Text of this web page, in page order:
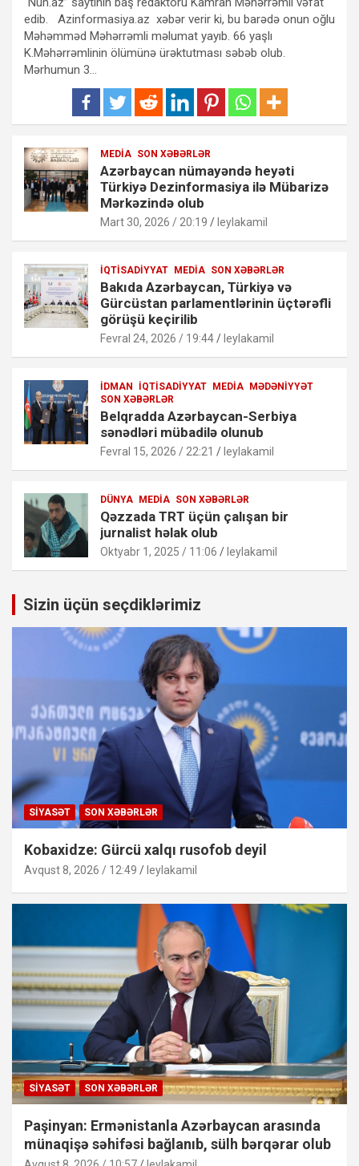
edib. Azinformasiya.az xəbər verir ki, bu barədə onun oğlu
Məhəmməd Məhərrəmli məlumat yayıb. 66 yaşlı
K.Məhərrəmlinin ölümünə ürəktutması səbəb olub.
Mərhumun 3…
MEDIA SON XƏBƏRLƏR
Azərbaycan nümayəndə heyəti
Türkiyə Dezinformasiya ilə Mübarizə
Mərkəzində olub
Mart 30, 2026 / 20:19 leylakamil
İQTISADIYYAT MEDIA SON XƏBƏRLƏR
Bakıda Azərbaycan, Türkiyə və
Gürcüstan parlamentlərinin üçtərəfli
görüşü keçirilib
Fevral 24, 2026 / 19:44 leylakamil
İDMAN İQTISADIYYAT MEDIA MƏDƏNIYYƏT
SON XƏBƏRLƏR
Belqradda Azərbaycan-Serbiya
sənədləri mübadilə olunub
Fevral 15, 2026 / 22:21 leylakamil
DÜNYA MEDIA SON XƏBƏRLƏR
Qəzzada TRT üçün çalışan bir
jurnalist həlak olub
Oktyabr 1, 2025 / 11:06 leylakamil
Sizin üçün seçdiklərimiz
SIYASƏT SON XƏBƏRLƏR
Kobaxidze: Gürcü xalqı rusofob deyil
Avqust 8, 2026 / 12:49 leylakamil
SIYASƏT SON XƏBƏRLƏR
Paşinyan: Ermənistanla Azərbaycan arasında
münaqişə səhifəsi bağlanıb, sülh bərqərar olub